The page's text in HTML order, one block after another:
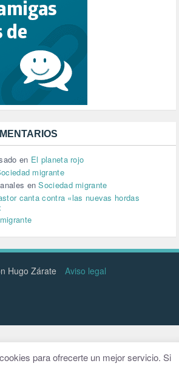
(223)
(1)
en El planeta rojo
migrante
enSociedad migrante
canta contra «las nuevas hordas
Hugo Zárate
Aviso legal
para ofrecerte un mejor servicio. Si